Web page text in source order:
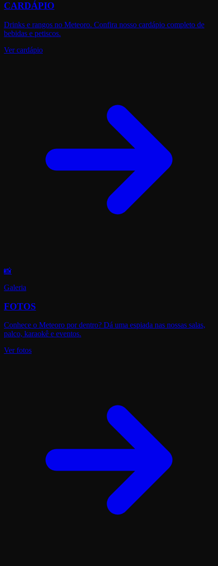
CARDÁPIO
Drinks e rangos no Meteoro. Confira nosso cardápio completo de
bebidas e petiscos.
Ver cardápio
📸
Galeria
FOTOS
Conhece o Meteoro por dentro? Dá uma espiada nas nossas salas,
palco, karaokê e eventos.
Ver fotos